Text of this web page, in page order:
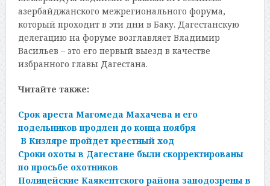
азербайджанского межрегионального форума,
который проходит в эти дни в Баку. Дагестанскую
делегацию на форуме возглавляет Владимир
Васильев – это его первый выезд в качестве
избранного главы Дагестана.
Читайте также:
Срок ареста Магомеда Махачева и его
подельников продлен до конца ноября
В Кизляре пройдет крестный ход
Сроки охоты в Дагестане были скорректированы
по просьбе охотников
Полицейские Каякентского района заподозрены в